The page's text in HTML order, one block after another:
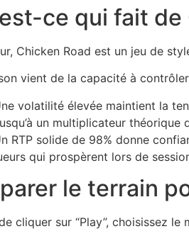
ce qui fait
Chicken Road est un jeu de
vient de la capacité à
volatilité élevée maintient la
un multiplicateur
RTP solide de 98% donne
qui prospèrent lors de
le terrain
cliquer sur “Play”, choisissez